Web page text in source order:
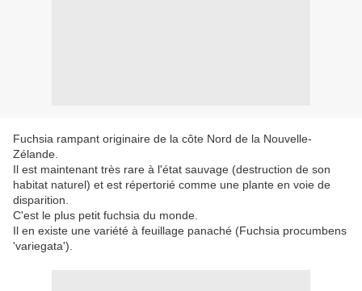
Fuchsia rampant originaire de la côte Nord de la Nouvelle-
Zélande.
Il est maintenant très rare à l'état sauvage (destruction de son
habitat naturel) et est répertorié comme une plante en voie de
disparition.
C'est le plus petit fuchsia du monde.
Il en existe une variété à feuillage panaché (Fuchsia procumbens
'variegata').